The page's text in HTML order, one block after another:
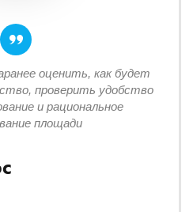
оценить, как будет
проверить удобство
и рациональное
площади